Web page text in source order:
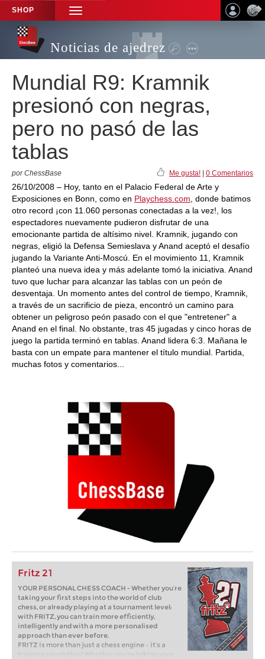
SHOP
TOGGLE
NAVIGATION
Noticias de ajedrez
Mundial R9: Kramnik
presionó con negras,
pero no pasó de las
tablas
por ChessBase Me gusta! 0 Comentarios
26/10/2008 – Hoy, tanto en el Palacio Federal de Arte y
Exposiciones en Bonn, como en Playchess.com , donde batimos
otro record ¡con 11.060 personas conectadas a la vez!, los
espectadores nuevamente pudieron disfrutar de una
emocionante partida de altísimo nivel. Kramnik, jugando con
negras, eligió la Defensa Semieslava y Anand aceptó el desafío
jugando la Variante Anti-Moscú. En el movimiento 11, Kramnik
planteó una nueva idea y más adelante tomó la iniciativa. Anand
tuvo que luchar para alcanzar las tablas con un peón de
desventaja. Un momento antes del control de tiempo, Kramnik,
a través de un sacrificio de pieza, encontró un camino para
obtener un peligroso peón pasado con el que "entretener" a
Anand en el final. No obstante, tras 45 jugadas y cinco horas de
juego la partida terminó en tablas. Anand lidera 6:3. Mañana le
basta con un empate para mantener el título mundial. Partida,
muchas fotos y comentarios...
Fritz 21
YOUR PERSONAL CHESS COACH - Whether you’re
taking your first steps into the world of club
chess, or already playing at a tournament level:
with FRITZ, you can train more efficiently,
intelligently and with a more personalised
approach than ever before.
FRITZ is more than just a chess engine – it’s a
training revolution! Whether you’re taking your